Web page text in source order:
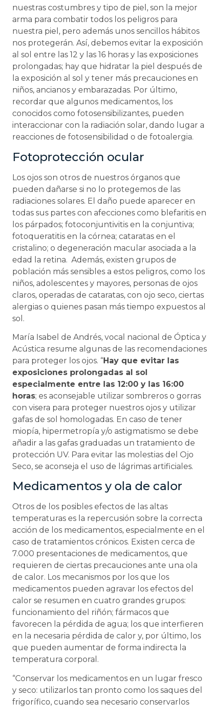
nuestras costumbres y tipo de piel, son la mejor
arma para combatir todos los peligros para
nuestra piel, pero además unos sencillos hábitos
nos protegerán. Así, debemos evitar la exposición
al sol entre las 12 y las 16 horas y las exposiciones
prolongadas; hay que hidratar la piel después de
la exposición al sol y tener más precauciones en
niños, ancianos y embarazadas. Por último,
recordar que algunos medicamentos, los
conocidos como fotosensibilizantes, pueden
interaccionar con la radiación solar, dando lugar a
reacciones de fotosensibilidad o de fotoalergia.
Fotoprotección ocular
Los ojos son otros de nuestros órganos que
pueden dañarse si no lo protegemos de las
radiaciones solares. El daño puede aparecer en
todas sus partes con afecciones como blefaritis en
los párpados; fotoconjuntivitis en la conjuntiva;
fotoqueratitis en la córnea; cataratas en el
cristalino; o degeneración macular asociada a la
edad la retina. Además, existen grupos de
población más sensibles a estos peligros, como los
niños, adolescentes y mayores, personas de ojos
claros, operadas de cataratas, con ojo seco, ciertas
alergias o quienes pasan más tiempo expuestos al
sol.
María Isabel de Andrés, vocal nacional de Óptica y
Acústica resume algunas de las recomendaciones
para proteger los ojos. “Hay que evitar las
exposiciones prolongadas al sol
especialmente entre las 12:00 y las 16:00
horas; es aconsejable utilizar sombreros o gorras
con visera para proteger nuestros ojos y utilizar
gafas de sol homologadas. En caso de tener
miopía, hipermetropía y/o astigmatismo se debe
añadir a las gafas graduadas un tratamiento de
protección UV. Para evitar las molestias del Ojo
Seco, se aconseja el uso de lágrimas artificiales.
Medicamentos y ola de calor
Otros de los posibles efectos de las altas
temperaturas es la repercusión sobre la correcta
acción de los medicamentos, especialmente en el
caso de tratamientos crónicos. Existen cerca de
7.000 presentaciones de medicamentos, que
requieren de ciertas precauciones ante una ola
de calor. Los mecanismos por los que los
medicamentos pueden agravar los efectos del
calor se resumen en cuatro grandes grupos:
funcionamiento del riñón; fármacos que
favorecen la pérdida de agua; los que interfieren
en la necesaria pérdida de calor y, por último, los
que pueden aumentar de forma indirecta la
temperatura corporal.
“Conservar los medicamentos en un lugar fresco
y seco: utilizarlos tan pronto como los saques del
frigorífico, cuando sea necesario conservarlos